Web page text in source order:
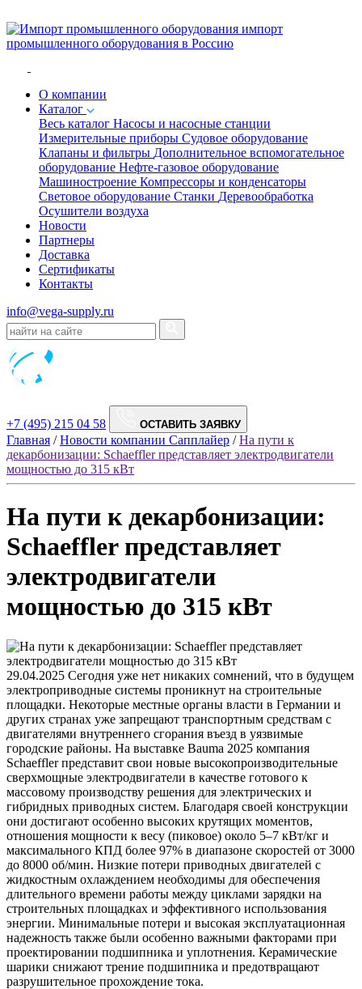
импорт
промышленного оборудования в Россию
O компании
Каталог
Весь каталог Насосы и насосные станции
Измерительные приборы Судовое оборудование
Клапаны и фильтры Дополнительное вспомогательное
оборудование Нефте-газовое оборудование
Машиностроение Компрессоры и конденсаторы
Световое оборудование Станки Деревообработка
Осушители воздуха
Новости
Партнеры
Доставка
Сертификаты
Контакты
info@vega-supply.ru
+7 (495) 215 04 58 ОСТАВИТЬ ЗАЯВКУ
Главная /Новости компании Сапплайер /На пути к
декарбонизации: Schaeffler представляет электродвигатели
мощностью до 315 кВт
На пути к декарбонизации:
Schaeffler представляет
электродвигатели
мощностью до 315 кВт
29.04.2025 Сегодня уже нет никаких сомнений, что в будущем
электроприводные системы проникнут на строительные
площадки. Некоторые местные органы власти в Германии и
других странах уже запрещают транспортным средствам с
двигателями внутреннего сгорания въезд в уязвимые
городские районы. На выставке Bauma 2025 компания
Schaeffler представит свои новые высокопроизводительные
сверхмощные электродвигатели в качестве готового к
массовому производству решения для электрических и
гибридных приводных систем. Благодаря своей конструкции
они достигают особенно высоких крутящих моментов,
отношения мощности к весу (пиковое) около 5–7 кВт/кг и
максимального КПД более 97% в диапазоне скоростей от 3000
до 8000 об/мин. Низкие потери приводных двигателей с
жидкостным охлаждением необходимы для обеспечения
длительного времени работы между циклами зарядки на
строительных площадках и эффективного использования
энергии. Минимальные потери и высокая эксплуатационная
надежность также были особенно важными факторами при
проектировании подшипника и уплотнения. Керамические
шарики снижают трение подшипника и предотвращают
разрушительное прохождение тока.